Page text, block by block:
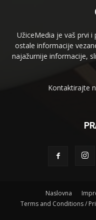
UžiceMedia je vaš prvi
ostale informacije
najažurnije informacije,
Kontaktirajte
Naslovna
Terms and Conditions /